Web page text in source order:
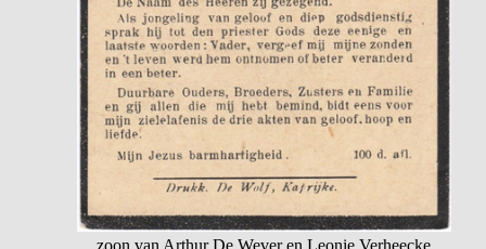
zoon van Arthur De Wever en Leonie Verheecke